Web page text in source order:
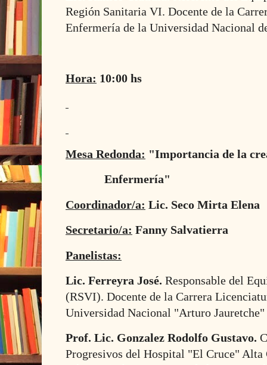
Región Sanitaria VI. Docente de la
Enfermería de la Universidad Nacional
Hora: 10:00 hs
Mesa Redonda: "Importancia de la
Enfermería"
Coordinador/a: Lic. Seco Mirta Elena
Secretario/a: Fanny Salvatierra
Panelistas:
Lic. Ferreyra José. Responsable del
(RSVI). Docente de la Carrera
Universidad Nacional "Arturo
Prof. Lic. Gonzalez Rodolfo Gustavo.
Progresivos del Hospital "El Cruce" Alta